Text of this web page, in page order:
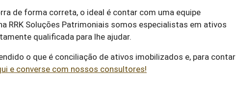
de forma correta, o ideal é contar com uma equipe
RRK Soluções Patrimoniais somos especialistas em ativos
qualificada para lhe ajudar.
o que é conciliação de ativos imobilizados e, para contar
e converse com nossos consultores!